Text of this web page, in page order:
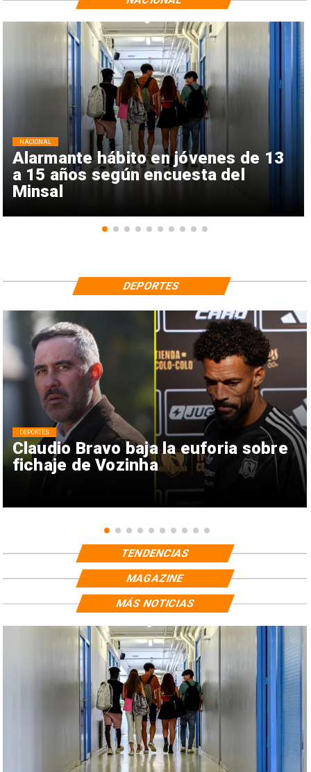
Alarmante hábito en jóvenes de 13
a 15 años según encuesta del
Minsal
NACIONAL
Claudio Bravo baja la euforia sobre
fichaje de Vozinha
DEPORTES
DEPORTES
TENDENCIAS
MAGAZINE
MÁS NOTICIAS